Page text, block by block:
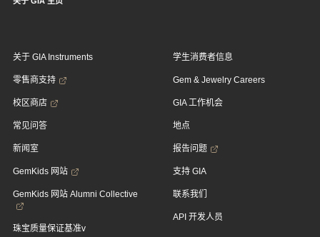
关于 GIA Instruments
零售商支持
校区商店
常见问答
新闻室
GemKids 网站
GemKids 网站 Alumni Collective
珠宝质量保证基准v
学生消费者信息
Gem & Jewelry Careers
GIA 工作机会
地点
报告问题
支持 GIA
联系我们
API 开发人员